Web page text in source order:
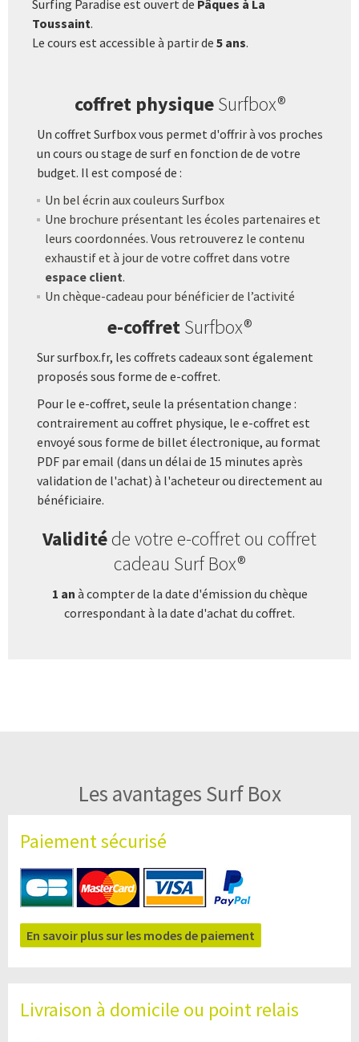
Surfing Paradise est ouvert de Pâques à La
Toussaint.
Le cours est accessible à partir de 5 ans.
coffret physiqueSurfbox®
Un coffret Surfbox vous permet d'offrir à vos proches
un cours ou stage de surf en fonction de de votre
budget. Il est composé de :
Un bel écrin aux couleurs Surfbox
Une brochure présentant les écoles partenaires et
leurs coordonnées. Vous retrouverez le contenu
exhaustif et à jour de votre coffret dans votre
espace client.
Un chèque-cadeau pour bénéficier de l’activité
e-coffretSurfbox®
Sur surfbox.fr, les coffrets cadeaux sont également
proposés sous forme de e-coffret.
Pour le e-coffret, seule la présentation change :
contrairement au coffret physique, le e-coffret est
envoyé sous forme de billet électronique, au format
PDF par email (dans un délai de 15 minutes après
validation de l'achat) à l'acheteur ou directement au
bénéficiaire.
Validitéde votre e-coffret ou coffret
cadeau Surf Box®
1 an à compter de la date d'émission du chèque
correspondant à la date d'achat du coffret.
Les avantages Surf Box
Paiement sécurisé
En savoir plus sur les modes de paiement
Livraison à domicile ou point relais